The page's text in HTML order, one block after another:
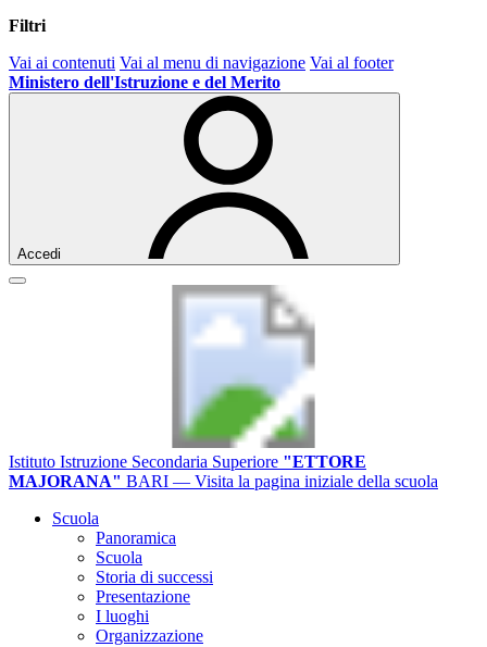
Filtri
Vai ai contenuti Vai al menu di navigazione Vai al footer
Ministero dell'Istruzione e del Merito
Accedi
Istituto Istruzione Secondaria Superiore "ETTORE
MAJORANA" BARI — Visita la pagina iniziale della scuola
Scuola
Panoramica
Scuola
Storia di successi
Presentazione
I luoghi
Organizzazione